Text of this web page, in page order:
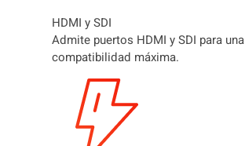
HDMI y SDI
Admite puertos HDMI y SDI para una
compatibilidad máxima.